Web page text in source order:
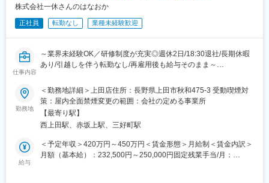
で対応可能か判断します。対応可能であれば設計チームと打ち合
設計が確定次第、営業は納期や価格について再度調整し、生産進
捗を管理・確認。顧客に報告し、据え付けに同席まで行います。
■業務の特徴：
・基本的にはエリア問わず固定のお客様をお任せします。長野県
・顧客数は受注規模にもよりますが1社～5社程度です。近い顧客
だと毎日顔出しをし、県外の顧客だと3か月に1回や1週間に1回な
ど定期訪問を行います。
担当の引継ぎは1年間、一緒に回って顧客との関係性構築、取扱い
商材などを学びます。リピート案件を繰り返すことで徐々に業界
株式会社一休さんのはなおか
正社員 転勤なし 業種未経験歓迎
仕事内容
～業界未経験OK／研修制度が充実◎週休2日/18:30退社/長期休暇
あり/引越しを伴う転勤なし/再雇用後も給与そのまま～
■採用背景
当社は、昭和38年の創業時より地元の皆さまに親しまれ供養の専
門店としてこれまで続けてまいりました。
お客様が「心の豊かさと仕合せな暮らし」を実現するためのお手
伝いをおります。
■職務概要
仏壇・墓地・霊園等の販売事業を行う当社にて、来店頂くお客様
勤務地
＜勤務地詳細＞上田店住所：長野県上田市秋和475-3 受動喫煙対
策：屋内全面禁煙変更の範囲：会社の定める事業所
【最寄り駅】
西上田駅、赤坂上駅、三好町駅
給与
＜予定年収＞420万円～450万円＜賃金形態＞月給制＜賃金内訳＞
月額（基本給）：232,500円～250,000円固定残業手当/月：